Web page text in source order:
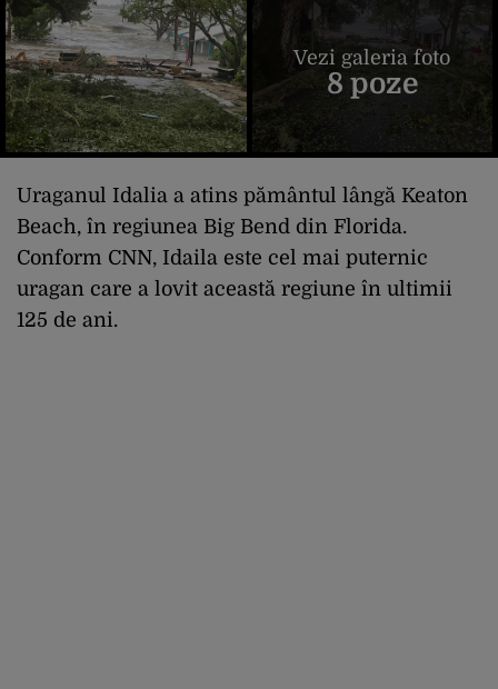
Vezi galeria foto
8 poze
Uraganul Idalia a atins pământul lângă Keaton
Beach, în regiunea Big Bend din Florida.
Conform CNN, Idaila este cel mai puternic
uragan care a lovit această regiune în ultimii
125 de ani.